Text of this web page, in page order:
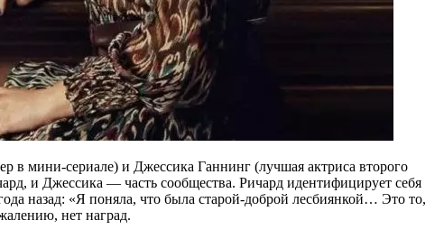
в мини-сериале) и Джессика Ганнинг (лучшая актриса второго
и Джессика — часть сообщества. Ричард идентифицирует себя
назад: «Я поняла, что была старой-доброй лесбиянкой… Это то,
нет наград.